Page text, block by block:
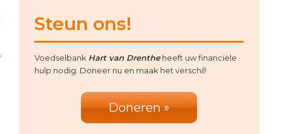
Sidebar
Steun ons!
Voedselbank Hart van Drentheheeft uw financiële
hulp nodig. Doneer nu en maak het verschil!
Doneren »